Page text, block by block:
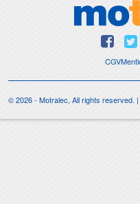
CGV
© 2026 - Motralec, All rights reserved.